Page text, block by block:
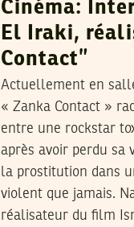
Cinéma:
El Iraki,
Contact”
Actuellement en
« Zanka Contact »
entre une rockstar
après avoir perdu sa
la prostitution dans
violent que jamais.
réalisateur du film